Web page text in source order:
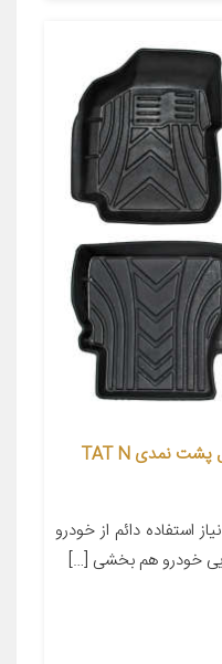
کفپوش سه بعدی خودرو پانیذ مدل پشت نمدی TAT N
استفاده دائم از خودرو
خودرو هم بخشی […]